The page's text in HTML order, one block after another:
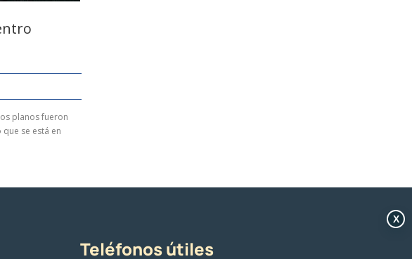
planos fueron
se está en
Teléfonos útiles
X